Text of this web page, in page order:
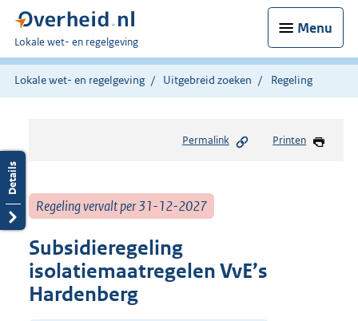
Menu
U
bent
hier:
Lokale wet- en regelgeving
Lokale wet- en regelgeving Uitgebreid zoeken Regeling
Permalink Printen
Regeling vervalt per 31-12-2027
Subsidieregeling
isolatiemaatregelen VvE’s
Hardenberg